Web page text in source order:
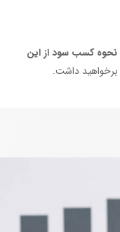
نحوه کسب سود از این
برخواهید داشت.